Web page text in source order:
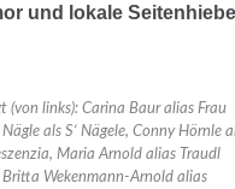
und lokale Seitenhiebe
(von links): Carina Baur alias Frau
als S‘ Nägele, Conny Hörnle
Maria Arnold alias Traudl
Britta Wekenmann-Arnold alias